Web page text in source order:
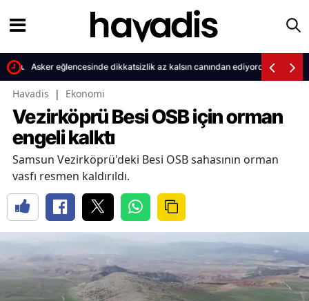
kuruyorAsker eğlencesinde dikkatsizlik az kalsın canından ediyordu
Havadis | Ekonomi
Vezirköprü Besi OSB için orman
engeli kalktı
Samsun Vezirköprü'deki Besi OSB sahasının orman
vasfı resmen kaldırıldı.